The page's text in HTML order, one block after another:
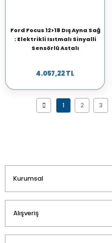
Ford Focus 12>18 Dış Ayna Sağ
: Elektrikli Isıtmalı Sinyalli
Sensörlü Astalı
4.057,22 TL
1 2 3
Kurumsal
Alışveriş